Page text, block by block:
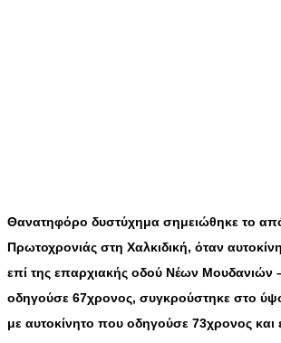
Θανατηφόρο δυστύχημα σημειώθηκε το
Πρωτοχρονιάς στη Χαλκιδική, όταν
επί της επαρχιακής οδού Νέων Μουδανιών
οδηγούσε 67χρονος, συγκρούστηκε στο
με αυτοκίνητο που οδηγούσε 73χρονος και